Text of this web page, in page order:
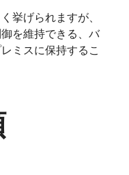
挙げられますが、
を維持できる、バ
ミスに保持するこ